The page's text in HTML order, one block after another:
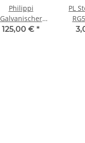
Philippi
Galvanischer
Isolator GI 16,
125,00 € *
PL